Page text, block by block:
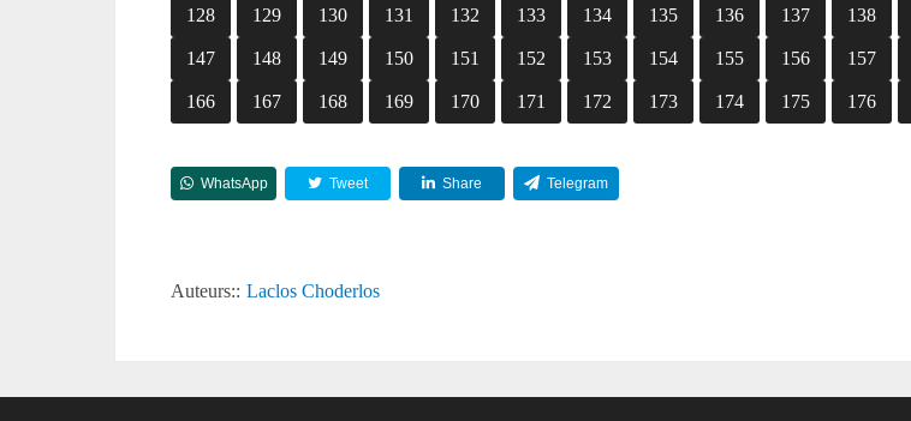
128 129 130 131 132 133 134 135 136 137 138
147 148 149 150 151 152 153 154 155 156 157
166 167 168 169 170 171 172 173 174 175 176
WhatsApp Tweet Share Telegram
Auteurs:: Laclos Choderlos